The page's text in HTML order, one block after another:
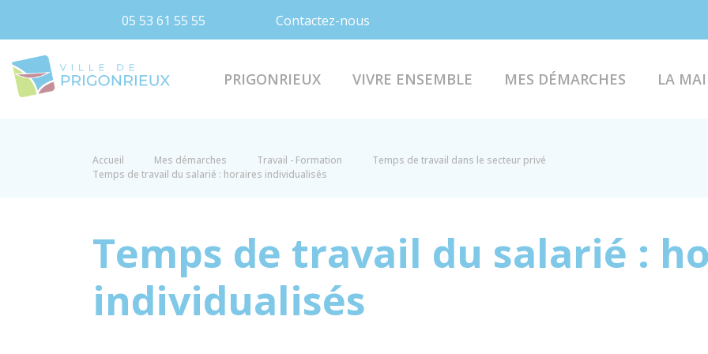
05 53 61 55 55 Contactez-nous
PRIGONRIEUX VIVRE ENSEMBLE MES DÉMARCHES LA
Accueil Mes démarches Travail - Formation
Temps de travail dans le secteur privé
Temps de travail du salarié : horaires individualisés
Temps de travail du salarié :
individualisés